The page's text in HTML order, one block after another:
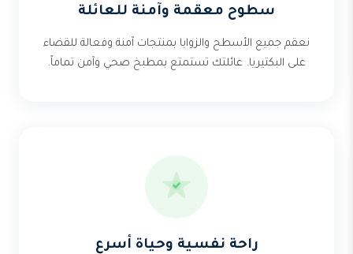
سطوح معقمة وآمنة للعائلة
نعقم جميع الأسطح والزوايا بمنتجات آمنة وفعالة للقضاء
على البكتيريا. عائلتك تستمتع بمطبخ صحي وآمن تماماً.
راحة نفسية وحياة أسرع